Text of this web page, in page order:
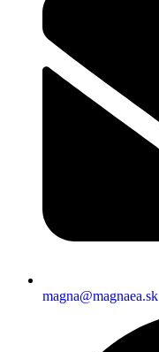
magna@magnaea.sk